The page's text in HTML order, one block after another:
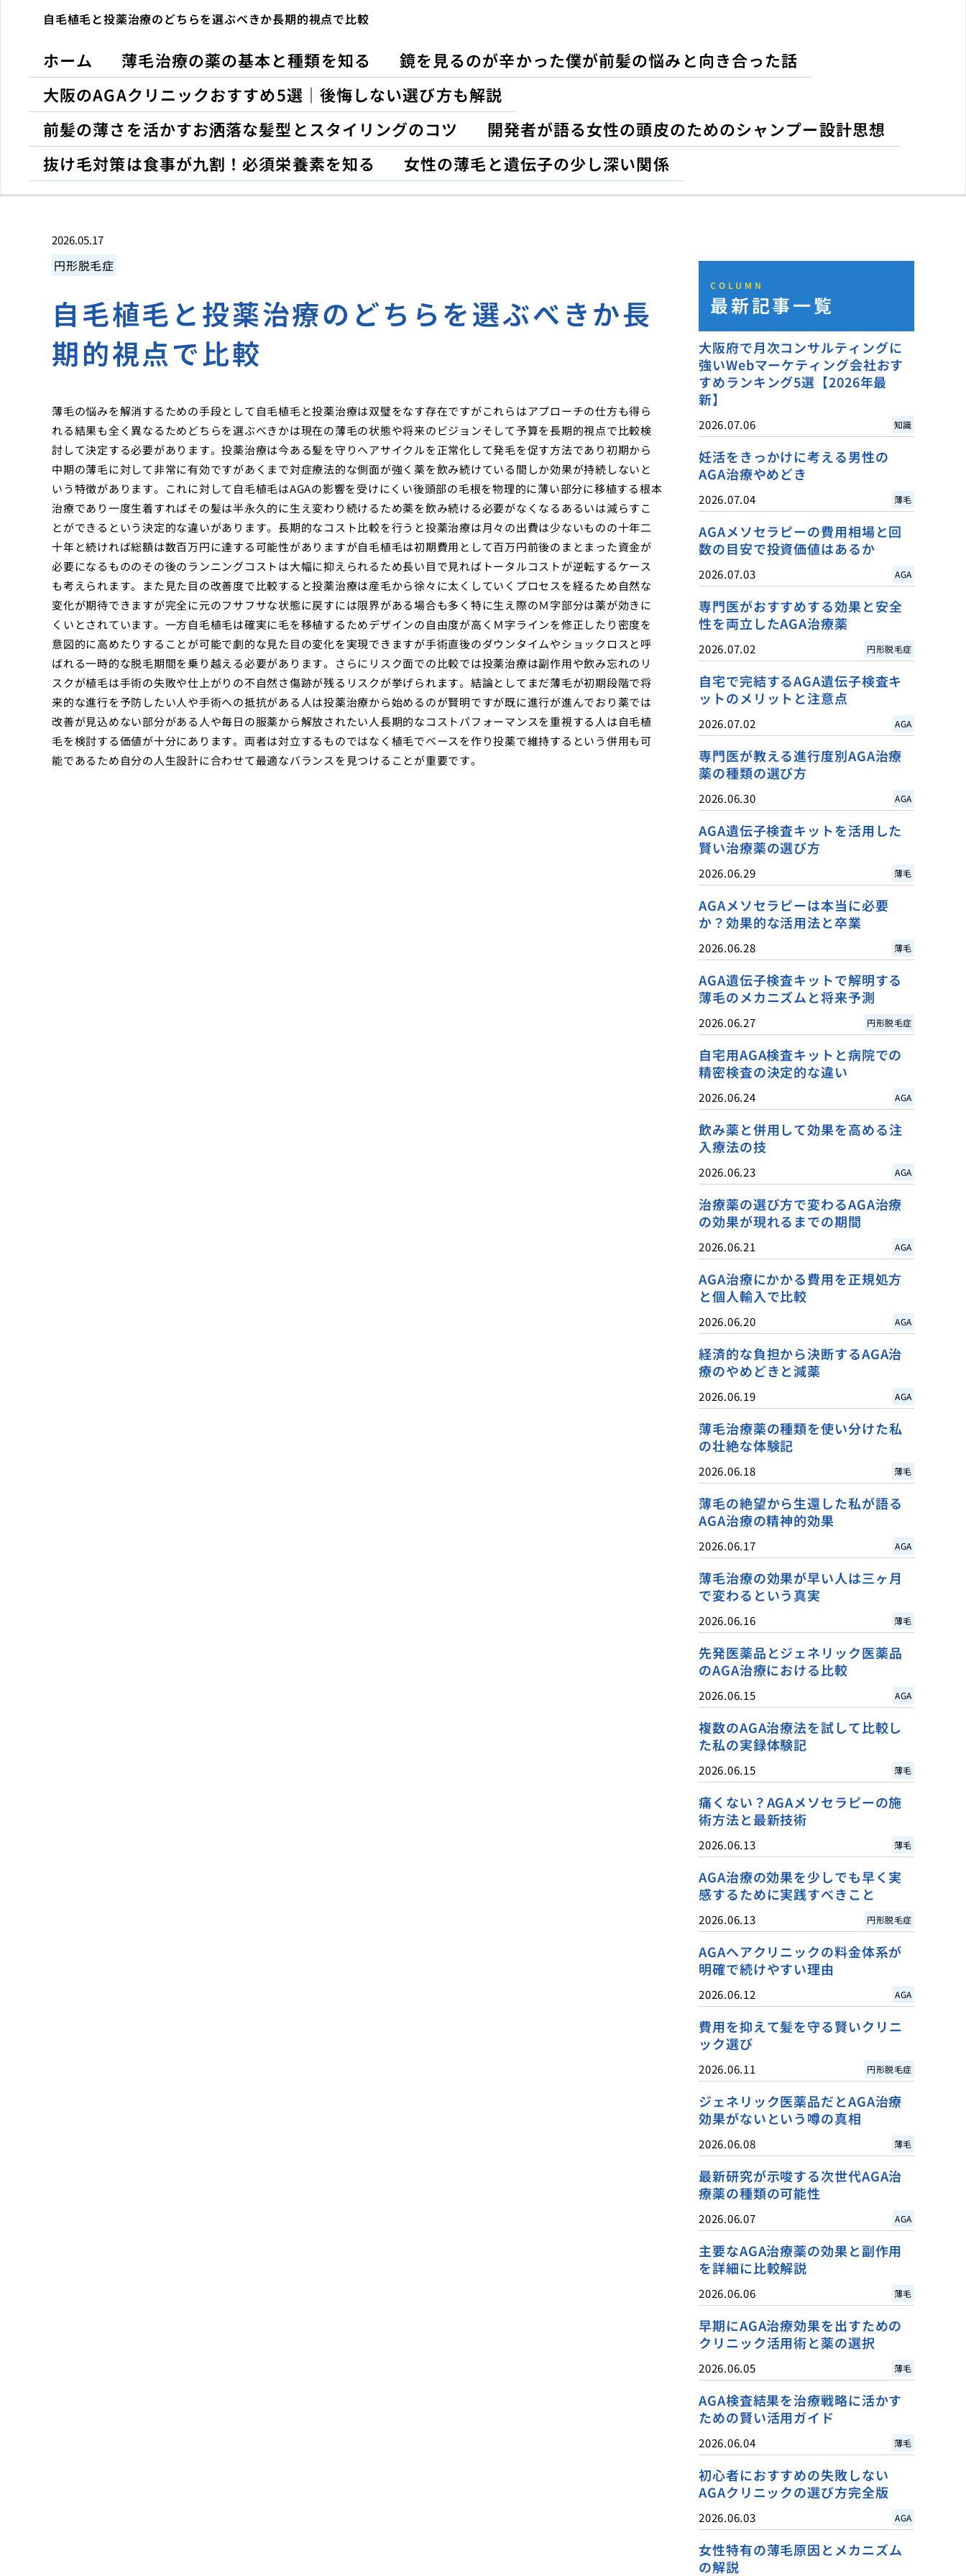
自毛植毛と投薬治療のどちらを選ぶべきか長期的視点で比較
ホーム 薄毛治療の薬の基本と種類を知る
鏡を見るのが辛かった僕が前髪の悩みと向き合った話
大阪のAGAクリニックおすすめ5選｜後悔しない選び方も解説
前髪の薄さを活かすお洒落な髪型とスタイリングのコツ
開発者が語る女性の頭皮のためのシャンプー設計思想
抜け毛対策は食事が九割！必須栄養素を知る
女性の薄毛と遺伝子の少し深い関係
2026.05.17
円形脱毛症
自毛植毛と投薬治療のどちらを選ぶべきか長
期的視点で比較
薄毛の悩みを解消するための手段として自毛植毛と投薬治療は双璧をなす存在ですがこれらはアプローチの仕方も得ら
れる結果も全く異なるためどちらを選ぶべきかは現在の薄毛の状態や将来のビジョンそして予算を長期的視点で比較検
討して決定する必要があります。投薬治療は今ある髪を守りヘアサイクルを正常化して発毛を促す方法であり初期から
中期の薄毛に対して非常に有効ですがあくまで対症療法的な側面が強く薬を飲み続けている間しか効果が持続しないと
いう特徴があります。これに対して自毛植毛はAGAの影響を受けにくい後頭部の毛根を物理的に薄い部分に移植する根本
治療であり一度生着すればその髪は半永久的に生え変わり続けるため薬を飲み続ける必要がなくなるあるいは減らすこ
とができるという決定的な違いがあります。長期的なコスト比較を行うと投薬治療は月々の出費は少ないものの十年二
十年と続ければ総額は数百万円に達する可能性がありますが自毛植毛は初期費用として百万円前後のまとまった資金が
必要になるもののその後のランニングコストは大幅に抑えられるため長い目で見ればトータルコストが逆転するケース
も考えられます。また見た目の改善度で比較すると投薬治療は産毛から徐々に太くしていくプロセスを経るため自然な
変化が期待できますが完全に元のフサフサな状態に戻すには限界がある場合も多く特に生え際のＭ字部分は薬が効きに
くいとされています。一方自毛植毛は確実に毛を移植するためデザインの自由度が高くＭ字ラインを修正したり密度を
意図的に高めたりすることが可能で劇的な見た目の変化を実現できますが手術直後のダウンタイムやショックロスと呼
ばれる一時的な脱毛期間を乗り越える必要があります。さらにリスク面での比較では投薬治療は副作用や飲み忘れのリ
スクが植毛は手術の失敗や仕上がりの不自然さ傷跡が残るリスクが挙げられます。結論としてまだ薄毛が初期段階で将
来的な進行を予防したい人や手術への抵抗がある人は投薬治療から始めるのが賢明ですが既に進行が進んでおり薬では
改善が見込めない部分がある人や毎日の服薬から解放されたい人長期的なコストパフォーマンスを重視する人は自毛植
毛を検討する価値が十分にあります。両者は対立するものではなく植毛でベースを作り投薬で維持するという併用も可
能であるため自分の人生設計に合わせて最適なバランスを見つけることが重要です。
COLUMN
最新記事一覧
大阪府で月次コンサルティングに
強いWebマーケティング会社おす
すめランキング5選【2026年最
新】
2026.07.06 知識
妊活をきっかけに考える男性の
AGA治療やめどき
2026.07.04 薄毛
AGAメソセラピーの費用相場と回
数の目安で投資価値はあるか
2026.07.03 AGA
専門医がおすすめする効果と安全
性を両立したAGA治療薬
2026.07.02 円形脱毛症
自宅で完結するAGA遺伝子検査キ
ットのメリットと注意点
2026.07.02 AGA
専門医が教える進行度別AGA治療
薬の種類の選び方
2026.06.30 AGA
AGA遺伝子検査キットを活用した
賢い治療薬の選び方
2026.06.29 薄毛
AGAメソセラピーは本当に必要
か？効果的な活用法と卒業
2026.06.28 薄毛
AGA遺伝子検査キットで解明する
薄毛のメカニズムと将来予測
2026.06.27 円形脱毛症
自宅用AGA検査キットと病院での
精密検査の決定的な違い
2026.06.24 AGA
飲み薬と併用して効果を高める注
入療法の技
2026.06.23 AGA
治療薬の選び方で変わるAGA治療
の効果が現れるまでの期間
2026.06.21 AGA
AGA治療にかかる費用を正規処方
と個人輸入で比較
2026.06.20 AGA
経済的な負担から決断するAGA治
療のやめどきと減薬
2026.06.19 AGA
薄毛治療薬の種類を使い分けた私
の壮絶な体験記
2026.06.18 薄毛
薄毛の絶望から生還した私が語る
AGA治療の精神的効果
2026.06.17 AGA
薄毛治療の効果が早い人は三ヶ月
で変わるという真実
2026.06.16 薄毛
先発医薬品とジェネリック医薬品
のAGA治療における比較
2026.06.15 AGA
複数のAGA治療法を試して比較し
た私の実録体験記
2026.06.15 薄毛
痛くない？AGAメソセラピーの施
術方法と最新技術
2026.06.13 薄毛
AGA治療の効果を少しでも早く実
感するために実践すべきこと
2026.06.13 円形脱毛症
AGAヘアクリニックの料金体系が
明確で続けやすい理由
2026.06.12 AGA
費用を抑えて髪を守る賢いクリニ
ック選び
2026.06.11 円形脱毛症
ジェネリック医薬品だとAGA治療
効果がないという噂の真相
2026.06.08 薄毛
最新研究が示唆する次世代AGA治
療薬の種類の可能性
2026.06.07 AGA
主要なAGA治療薬の効果と副作用
を詳細に比較解説
2026.06.06 薄毛
早期にAGA治療効果を出すための
クリニック活用術と薬の選択
2026.06.05 薄毛
AGA検査結果を治療戦略に活かす
ための賢い活用ガイド
2026.06.04 薄毛
初心者におすすめの失敗しない
AGAクリニックの選び方完全版
2026.06.03 AGA
女性特有の薄毛原因とメカニズム
の解説